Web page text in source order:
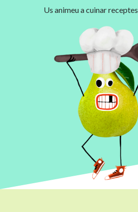
Us animeu a cuinar